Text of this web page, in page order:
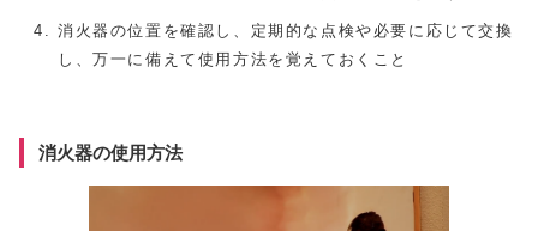
消火器の位置を確認し、定期的な点検や必要に応じて交換
し、万一に備えて使用方法を覚えておくこと
消火器の使用方法